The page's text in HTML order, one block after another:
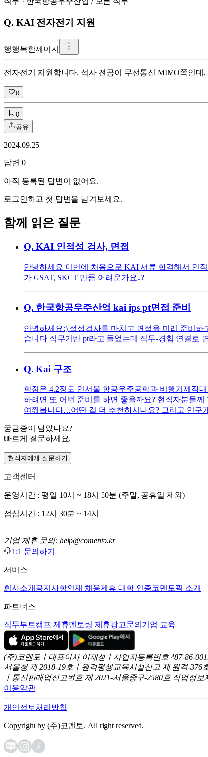
Q. KAI 전자전기 지원
행행복한제이지
전자전기 지원합니다. 석사 전공이 무선통신 MIMO쪽인
0
0
공유
2024.09.25
답변 0
아직 등록된 답변이 없어요.
로그인하고 첫 답변을 남겨보세요.
함께 읽은 질문
Q. KAI 인적성 검사, 면접
안녕하세요 이번에 처음으로 KAI 서류 합격해서 인
가 GSAT, SKCT 만큼 어려운가요..?
Q. 한국항공우주산업 kai ips pt면접 준비
안녕하세요:) 적성검사를 마치고 면접을 미리 준비
습니다 직무기반 pt라고 들었는데 직무-경험 연결로
Q. Kai 구조
학점은 4.2정도 인서울 항공우주공학과 비행기제작
하려면 또 어떤 준비를 하면 좋을까요? 현직자분들
여쭤봅니다…어떤 걸 더 추천하시나요? 그리고 연구
궁금증이 남았나요?
빠르게 질문하세요.
현직자에게 질문하기
고객센터
운영시간 : 평일 10시 ~ 18시 30분 (주말, 공휴일 제외)
점심시간 : 12시 30분 ~ 14시
기업 제휴 문의: help@comento.kr
1:1 문의하기
서비스
회사소개 공지사항인재 채용제휴 대학 인증코멘토픽 소개
파트너스
직무부트캠프 제휴멘토링 제휴광고문의 기업 교육
(주)코멘토ㅣ대표이사 이재성ㅣ사업자등록번호 487-86-
서울청 제 2018-19호ㅣ원격평생교육시설신고 제 원격-376
ㅣ통신판매업신고번호 제 2021-서울중구-2580호 직업정보
이용약관
개인정보처리방침
Copyright by (주)코멘토. All right reserved.